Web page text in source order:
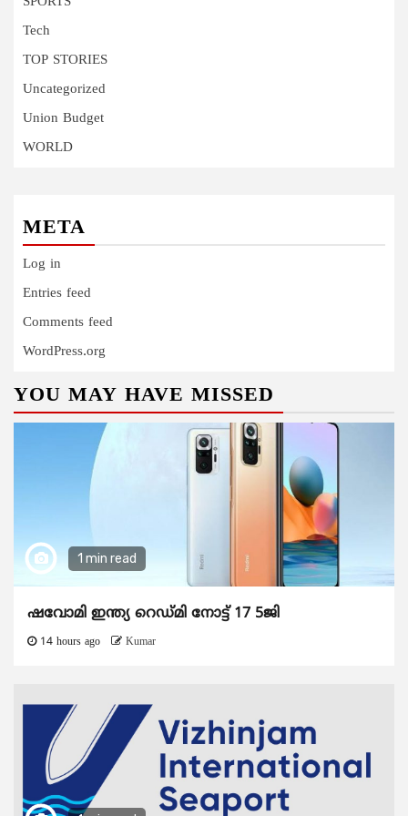
Tech
TOP STORIES
Uncategorized
Union Budget
WORLD
META
Log in
Entries feed
Comments feed
WordPress.org
YOU MAY HAVE MISSED
1 min read
ഷവോമി ഇന്ത്യ റെഡ്മി നോട്ട് 17 5ജി
14 hours ago Kumar